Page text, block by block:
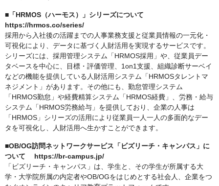
■「HRMOS（ハーモス）」シリーズについて
https://hrmos.co/series/
採用から入社後の活躍までの人事業務支援と従業員情報の一元化・
可視化により、データに基づく人財活用を実現するサービスです。
シリーズには、採用管理システム「HRMOS採用」や、従業員デー
タベースを中心に、目標・評価管理、1on1支援、組織診断サーベイ
などの機能を提供している人財活用システム「HRMOSタレントマ
ネジメント」があります。その他にも、勤怠管理システム
「HRMOS勤怠」や経費精算システム「HRMOS経費」、労務・給与
システム「HRMOS労務給与」を提供しており、企業の人事は
「HRMOS」シリーズの活用により従業員一人一人の多面的なデー
タを可視化し、人財活用へ生かすことができます。
■OB/OG訪問ネットワークサービス「ビズリーチ・キャンパス」に
ついて https://br-campus.jp/
「ビズリーチ・キャンパス」は、学生と、その学生が所属する大
学・大学院所属の内定者やOB/OGをはじめとする社会人、企業をつ